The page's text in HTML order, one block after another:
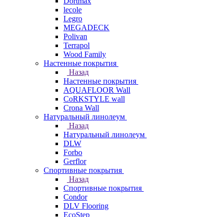
lecole
Legro
MEGADECK
Polivan
Terrapol
Wood Family
Настенные покрытия
Назад
Настенные покрытия
AQUAFLOOR Wall
CoRKSTYLE wall
Crona Wall
Натуральный линолеум
Назад
Натуральный линолеум
DLW
Forbo
Gerflor
Спортивные покрытия
Назад
Спортивные покрытия
Condor
DLV Flooring
EcoStep